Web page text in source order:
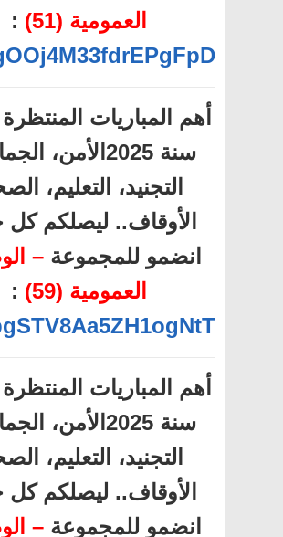
العمومية (51)
:
أهم المباريات
سنة 2025الأمن،
التجنيد، التعليم،
الأوقاف.. ليصلكم كل
انضمو للمجموعة –
العمومية (59)
:
أهم المباريات
سنة 2025الأمن،
التجنيد، التعليم،
الأوقاف.. ليصلكم كل
انضمو للمجموعة –